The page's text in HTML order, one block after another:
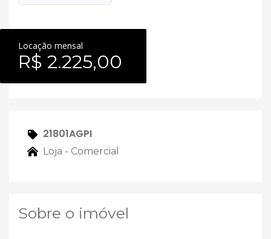
Locação mensal
R$ 2.225,00
21801AGPI
Loja - Comercial
Sobre o imóvel